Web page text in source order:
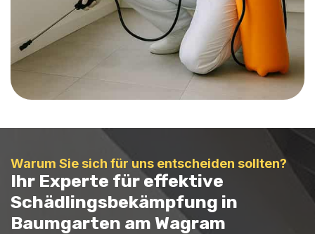
Warum Sie sich für uns entscheiden sollten?
Ihr Experte für effektive
Schädlingsbekämpfung in
Baumgarten am Wagram